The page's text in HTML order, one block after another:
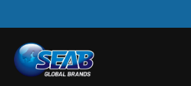
to
content